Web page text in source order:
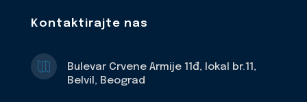
Kontaktirajte nas

Bulevar Crvene Armije 11đ, lokal br.11,
Belvil, Beograd